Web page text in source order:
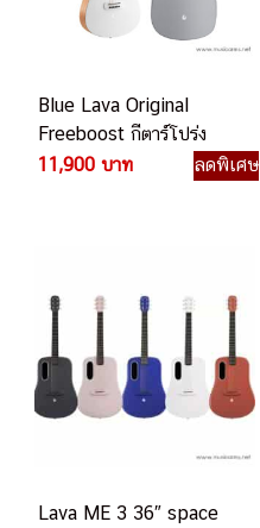
Blue Lava Original
Freeboost กีตาร์โปร่ง
ไฟฟ้า
11,900 บาท ลดพิเศษ
Lava ME 3 36″ space